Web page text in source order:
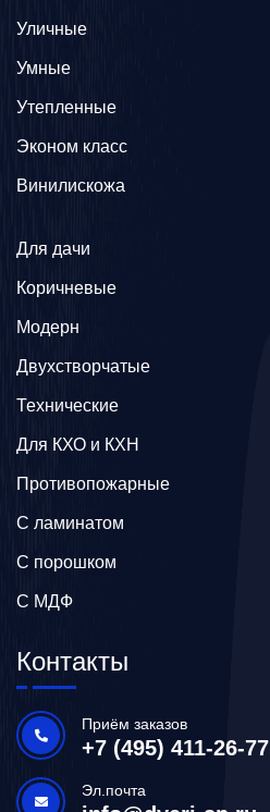
Уличные
Умные
Утепленные
Эконом класс
Винилискожа
Для дачи
Коричневые
Модерн
Двухстворчатые
Технические
Для КХО и КХН
Противопожарные
С ламинатом
С порошком
С МДФ
Контакты
Приём заказов
+7 (495) 411-26-77
Эл.почта